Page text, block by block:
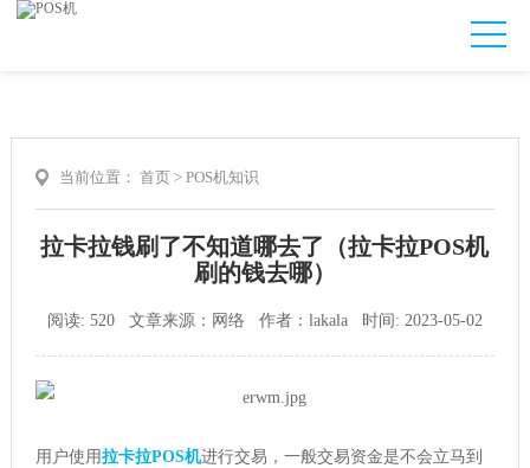
当前位置： 首页> POS机知识
拉卡拉钱刷了不知道哪去了（拉卡拉POS机
刷的钱去哪）
阅读: 520 文章来源：网络 作者：lakala 时间: 2023-05-02
用户使用拉卡拉POS机进行交易，一般交易资金是不会立马到